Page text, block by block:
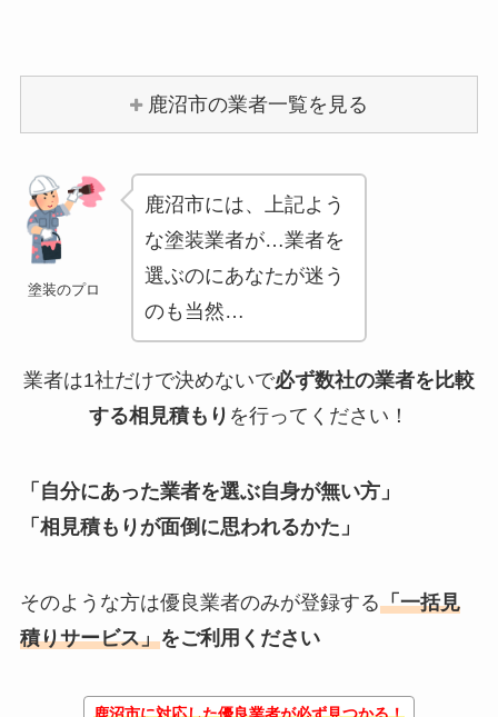
鹿沼市の業者一覧を見る
塗装のプロ
鹿沼市には、上記よう
な塗装業者が…業者を
選ぶのにあなたが迷う
のも当然…
業者は1社だけで決めないで必ず数社の業者を比較
する相見積もり を行ってください！
「自分にあった業者を選ぶ自身が無い方」
「相見積もりが面倒に思われるかた」
そのような方は優良業者のみが登録する「一括見
積りサービス」をご利用ください
鹿沼市に対応した優良業者が必ず見つかる！